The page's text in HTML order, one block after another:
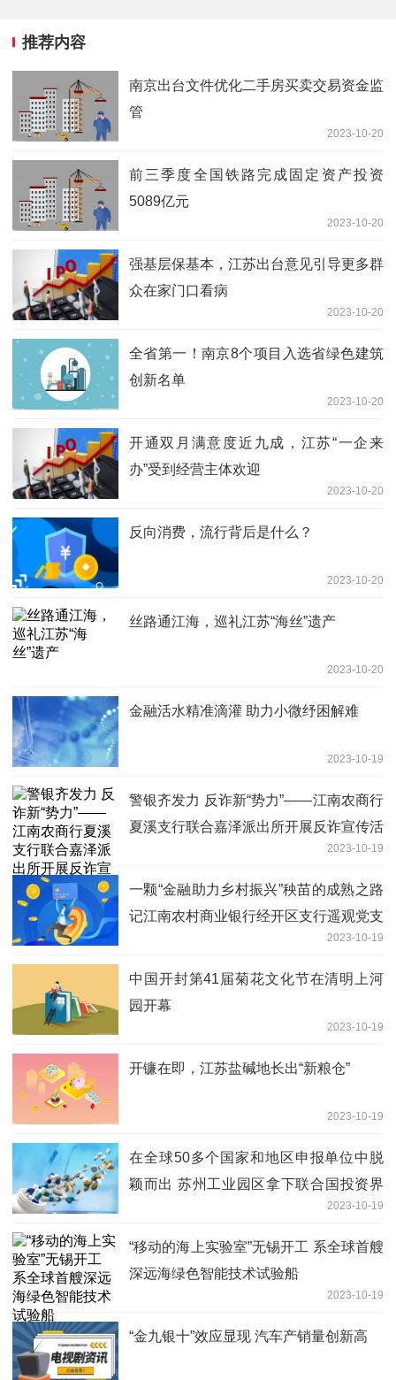
推荐内容
南京出台文件优化二手房买卖交易资金监
管
2023-10-20
前三季度全国铁路完成固定资产投资
5089亿元
2023-10-20
强基层保基本，江苏出台意见引导更多群
众在家门口看病
2023-10-20
全省第一！南京8个项目入选省绿色建筑
创新名单
2023-10-20
开通双月满意度近九成，江苏“一企来
办”受到经营主体欢迎
2023-10-20
反向消费，流行背后是什么？
2023-10-20
丝路通江海，巡礼江苏“海丝”遗产
2023-10-20
金融活水精准滴灌 助力小微纾困解难
2023-10-19
警银齐发力 反诈新“势力”——江南农商行
夏溪支行联合嘉泽派出所开展反诈宣传活
2023-10-19
一颗“金融助力乡村振兴”秧苗的成熟之路
记江南农村商业银行经开区支行遥观党支
2023-10-19
中国开封第41届菊花文化节在清明上河
园开幕
2023-10-19
开镰在即，江苏盐碱地长出“新粮仓”
2023-10-19
在全球50多个国家和地区申报单位中脱
颖而出 苏州工业园区拿下联合国投资界
2023-10-19
“移动的海上实验室”无锡开工 系全球首艘
深远海绿色智能技术试验船
2023-10-19
“金九银十”效应显现 汽车产销量创新高